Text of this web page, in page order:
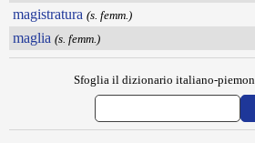
magistratura (s. femm.)
maglia (s. femm.)
Sfoglia il dizionario italiano-